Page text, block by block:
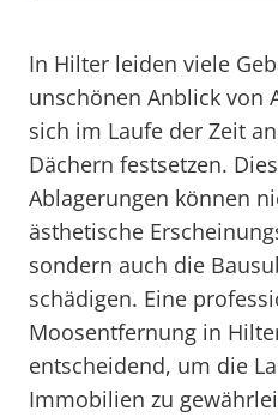
In Hilter leiden viele
unschönen Anblick von
sich im Laufe der Zeit
Dächern festsetzen.
Ablagerungen können
ästhetische
sondern auch die
schädigen. Eine
Moosentfernung in
entscheidend, um die
Immobilien zu